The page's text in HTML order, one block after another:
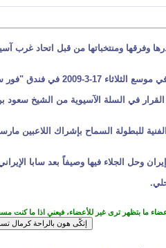
ورفع الظلم عن السلة السورية.
في السلة الآسيوية من الشيخ سعود
للبطولة السماح بإشراك اللاعبين
ما بتظهر ترى غير للأعضاء، فيعني اذا ما